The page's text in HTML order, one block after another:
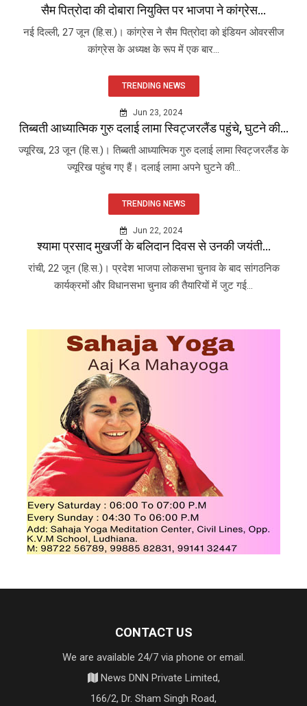
सैम पित्रोदा की दोबारा नियुक्ति पर भाजपा ने कांग्रेस...
नई दिल्ली, 27 जून (हि.स.)। कांग्रेस ने सैम पित्रोदा को इंडियन ओवरसीज
कांग्रेस के अध्यक्ष के रूप में एक बार...
TRENDING NEWS
Jun 23, 2024
तिब्बती आध्यात्मिक गुरु दलाई लामा स्विट्जरलैंड पहुंचे, घुटने की...
ज्यूरिख, 23 जून (हि.स.)। तिब्बती आध्यात्मिक गुरु दलाई लामा स्विट्जरलैंड के
ज्यूरिख पहुंच गए हैं। दलाई लामा अपने घुटने की...
TRENDING NEWS
Jun 22, 2024
श्यामा प्रसाद मुखर्जी के बलिदान दिवस से उनकी जयंती...
रांची, 22 जून (हि.स.)। प्रदेश भाजपा लोकसभा चुनाव के बाद सांगठनिक
कार्यक्रमों और विधानसभा चुनाव की तैयारियों में जुट गई...
CONTACT US
We are available 24/7 via phone or email.
News DNN Private Limited,
166/2, Dr. Sham Singh Road,